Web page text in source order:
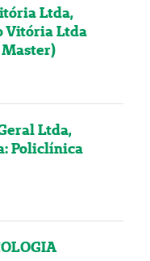
Ltda,
Vitória Ltda
Ltda,
Policlínica